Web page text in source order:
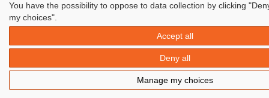
You have the possibility to oppose to data collection by clicking
my choices".
Accept all
Deny all
Manage my choices